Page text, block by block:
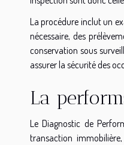
La procédure inclut un
nécessaire, des
conservation sous
assurer la sécurité des
La
Le Diagnostic de
transaction